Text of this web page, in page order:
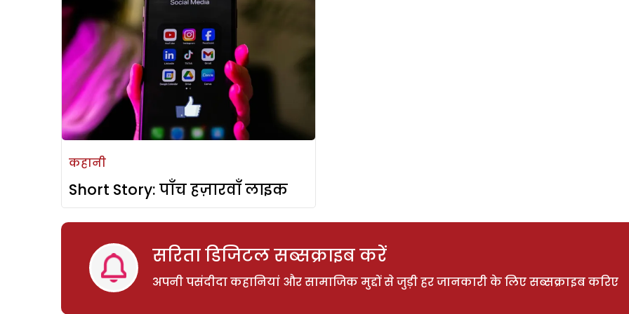
कहानी
Short Story: पाँच हज़ारवाँ लाइक
सरिता डिजिटल सब्सक्राइब करें
अपनी पसंदीदा कहानियां और सामाजिक मुद्दों से जुड़ी हर जानकारी के लिए सब्सक्राइब करिए